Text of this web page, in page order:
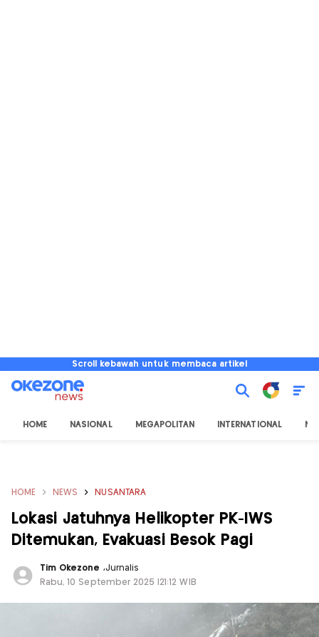
Scroll kebawah untuk membaca artikel
HOME NASIONAL MEGAPOLITAN INTERNATIONAL
HOME NEWS NUSANTARA
Lokasi Jatuhnya Helikopter PK-IWS
Ditemukan, Evakuasi Besok Pagi
Tim Okezone ,Jurnalis
Rabu, 10 September 2025 |21:12 WIB